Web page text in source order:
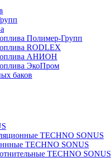
Полимер-Групп
RODLEX
АНИОН
ЭкоПром
баков
TECHNO SONUS
TECHNO SONUS
TECHNO SONUS